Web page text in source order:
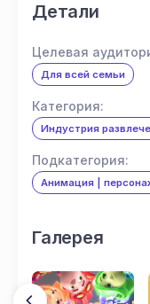
Детали
Целевая
Для всей семьи
Категория:
Индустрия
Подкатегория:
Анимация |
Галерея